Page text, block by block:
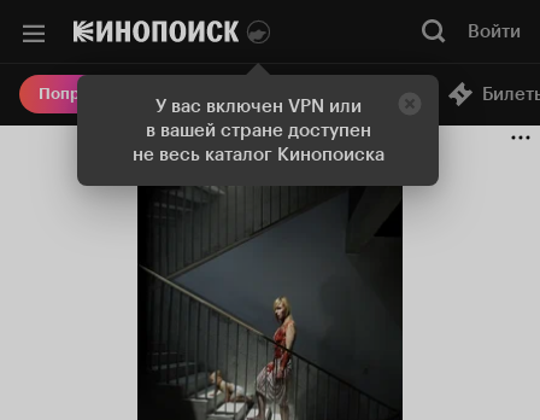
У вас включен VPN или
в вашей стране доступен
не весь каталог Кинопоиска
Войти
Попробовать Плюс Онлайн-кинотеатр